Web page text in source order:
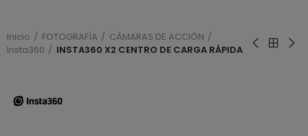
Inicio FOTOGRAFÍA
CÁMARAS DE ACCIÓN
Insta360
INSTA360 X2 CENTRO DE CARGA RÁPIDA